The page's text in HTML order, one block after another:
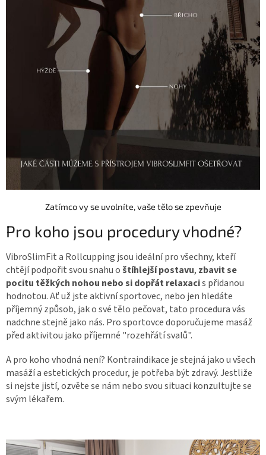
Zatímco vy se uvolníte, vaše tělo se zpevňuje
Pro koho jsou procedury vhodné?
VibroSlimFit a Rollcupping jsou ideální pro všechny, kteří
chtějí podpořit svou snahu oštíhlejší postavu, zbavit se
pocitu těžkých nohou nebo si dopřát relaxacis přidanou
hodnotou. Ať už jste aktivní sportovec, nebo jen hledáte
příjemný způsob, jak o své tělo pečovat, tato procedura vás
nadchne stejně jako nás. Pro sportovce doporučujeme masáž
před aktivitou jako příjemné "rozehřátí svalů".
A pro koho vhodná není? Kontraindikace je stejná jako u všech
masáží a estetických procedur, je potřeba být zdravý. Jestliže
si nejste jistí, ozvěte se nám nebo svou situaci konzultujte se
svým lékařem.